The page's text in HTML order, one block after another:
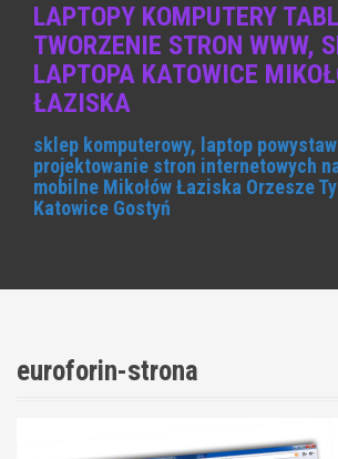
LAPTOPY KOMPUTERY
TWORZENIE STRON WWW,
LAPTOPA KATOWICE
ŁAZISKA
sklep komputerowy, laptop
projektowanie stron internetowych
mobilne Mikołów Łaziska Orzesze
Katowice Gostyń
euroforin-strona